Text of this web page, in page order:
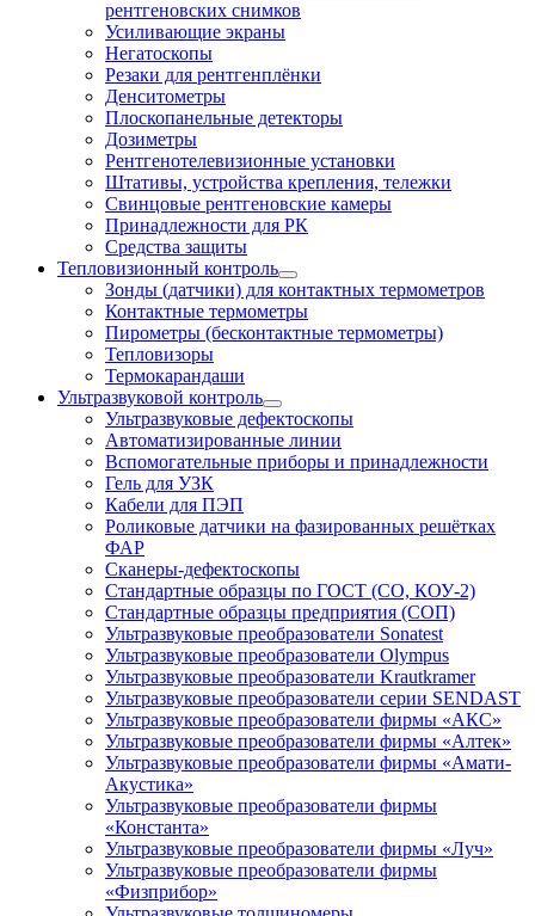
рентгеновских снимков
Усиливающие экраны
Негатоскопы
Резаки для рентгенплёнки
Денситометры
Плоскопанельные детекторы
Дозиметры
Рентгенотелевизионные установки
Штативы, устройства крепления, тележки
Свинцовые рентгеновские камеры
Принадлежности для РК
Средства защиты
Тепловизионный контроль
Зонды (датчики) для контактных термометров
Контактные термометры
Пирометры (бесконтактные термометры)
Тепловизоры
Термокарандаши
Ультразвуковой контроль
Ультразвуковые дефектоскопы
Автоматизированные линии
Вспомогательные приборы и принадлежности
Гель для УЗК
Кабели для ПЭП
Роликовые датчики на фазированных решётках
ФАР
Сканеры-дефектоскопы
Стандартные образцы по ГОСТ (СО, КОУ-2)
Стандартные образцы предприятия (СОП)
Ультразвуковые преобразователи Sonatest
Ультразвуковые преобразователи Olympus
Ультразвуковые преобразователи Krautkramer
Ультразвуковые преобразователи серии SENDAST
Ультразвуковые преобразователи фирмы «АКС»
Ультразвуковые преобразователи фирмы «Алтек»
Ультразвуковые преобразователи фирмы «Амати-
Акустика»
Ультразвуковые преобразователи фирмы
«Константа»
Ультразвуковые преобразователи фирмы «Луч»
Ультразвуковые преобразователи фирмы
«Физприбор»